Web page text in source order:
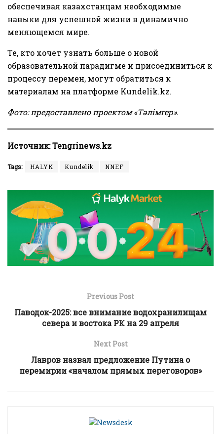
обеспечивая казахстанцам необходимые
навыки для успешной жизни в динамично
меняющемся мире.
Те, кто хочет узнать больше о новой
образовательной парадигме и присоединиться к
процессу перемен, могут обратиться к
материалам на платформе Kundelik.kz.
Фото: предоставлено проектом «Тәлімгер».
Источник:Tengrinews.kz
Tags: HALYK Kundelik NNEF
Previous Post
Паводок-2025: все внимание водохранилищам
севера и востока РК на 29 апреля
Next Post
Лавров назвал предложение Путина о
перемирии «началом прямых переговоров»